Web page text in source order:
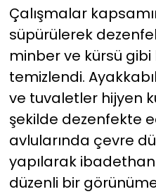
Çalışmalar
süpürülerek
minber ve kürsü
temizlendi.
ve tuvaletler hijyen
şekilde dezenfekte
avlularında çevre
yapılarak
düzenli bir